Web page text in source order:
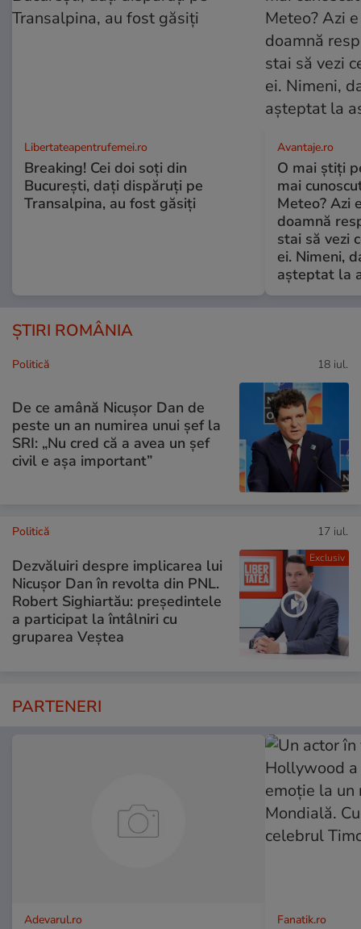
Libertateapentrufemei.ro
Breaking! Cei doi soți din
București, dați dispăruți pe
Transalpina, au fost găsiți
Avantaje.ro
O mai știți
mai
Meteo? Azi
doamnă
stai să vezi
ei. Nimeni,
așteptat la
ȘTIRI ROMÂNIA
Politică 18 iul.
De ce amână Nicușor Dan de
peste un an numirea unui șef la
SRI: „Nu cred că a avea un şef
civil e așa important”
Exclusiv
Politică 17 iul.
Dezvăluiri despre implicarea lui
Nicușor Dan în revolta din PNL.
Robert Sighiartău: președintele
a participat la întâlniri cu
gruparea Veștea
PARTENERI
Adevarul.ro Fanatik.ro